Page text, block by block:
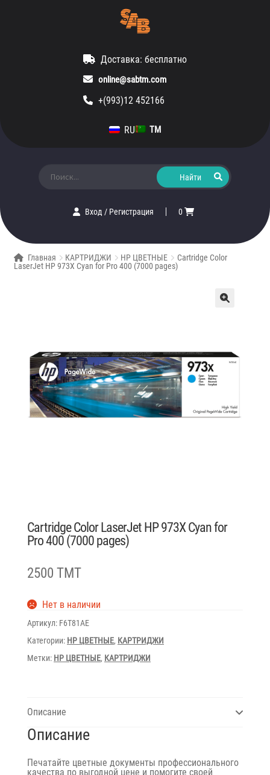
Доставка: бесплатно
online@sabtm.com
+(993)12 452166
RU TM
Вход/ Регистрация 0
Главная КАРТРИДЖИ HP ЦВЕТНЫЕ
Cartridge Color
LaserJet HP 973X Cyan for Pro 400 (7000 pages)
Cartridge Color LaserJet HP 973X Cyan for
Pro 400 (7000 pages)
2500 TMT
Нет в наличии
Артикул: F6T81AE
Категории: HP ЦВЕТНЫЕ, КАРТРИДЖИ
Метки: HP ЦВЕТНЫЕ, КАРТРИДЖИ
Описание
Описание
Печатайте цветные документы профессионального
качества по выгодной цене и помогите своей